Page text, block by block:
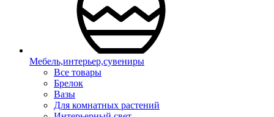
Мебель,интерьер,сувениры
Все товары
Брелок
Вазы
Для комнатных растений